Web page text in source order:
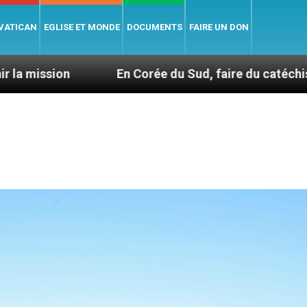
EGLISE ET MONDE DOCUMENTS FAIRE UN DON
En Corée du Sud, faire du catéchisme autrement